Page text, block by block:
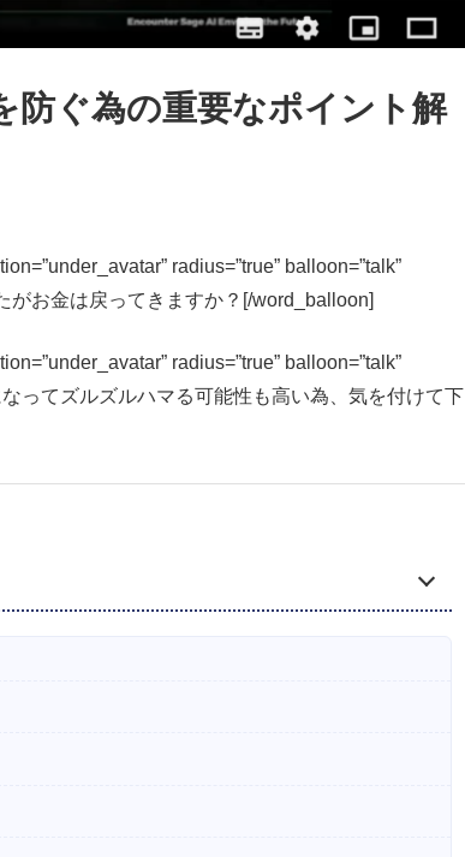
防ぐ為の重要なポイント解
radius=”true” balloon=”talk”
がお金は戻ってきますか？[/word_balloon]
radius=”true” balloon=”talk”
ってズルズルハマる可能性も高い為、気を付けて下